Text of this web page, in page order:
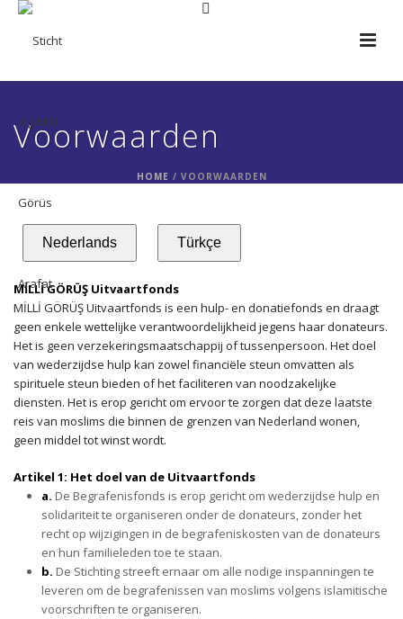
Voorwaarden
HOME / VOORWAARDEN
Nederlands Türkçe
MİLLİ GÖRÜŞ Uitvaartfonds
MİLLİ GÖRÜŞ Uitvaartfonds is een hulp- en donatiefonds en draagt
geen enkele wettelijke verantwoordelijkheid jegens haar donateurs.
Het is geen verzekeringsmaatschappij of tussenpersoon. Het doel
van wederzijdse hulp kan zowel financiële steun omvatten als
spirituele steun bieden of het faciliteren van noodzakelijke
diensten. Het is erop gericht om ervoor te zorgen dat deze laatste
reis van moslims die binnen de grenzen van Nederland wonen,
geen middel tot winst wordt.
Artikel 1: Het doel van de Uitvaartfonds
a. De Begrafenisfonds is erop gericht om wederzijdse hulp en
solidariteit te organiseren onder de donateurs, zonder het
recht op wijzigingen in de begrafeniskosten van de donateurs
en hun familieleden toe te staan.
b. De Stichting streeft ernaar om alle nodige inspanningen te
leveren om de begrafenissen van moslims volgens islamitische
voorschriften te organiseren.